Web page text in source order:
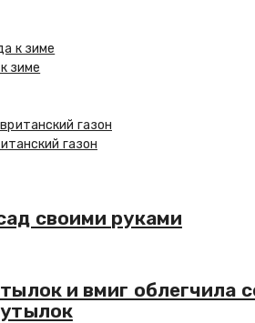
зиме
газон
своими руками
и вмиг облегчила